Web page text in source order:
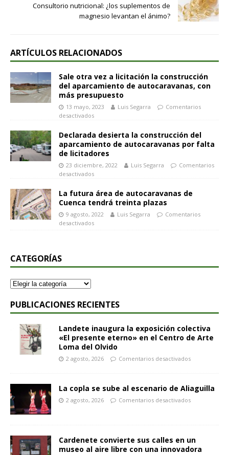
Consultorio nutricional: ¿los suplementos de
magnesio levantan el ánimo?
ARTÍCULOS RELACIONADOS
Sale otra vez a licitación la construcción
del aparcamiento de autocaravanas, con
más presupuesto
13 mayo, 2023 Luis Segarra
Comentarios
desactivados
Declarada desierta la construcción del
aparcamiento de autocaravanas por falta
de licitadores
23 diciembre, 2022 Luis Segarra
Comentarios
desactivados
La futura área de autocaravanas de
Cuenca tendrá treinta plazas
9 agosto, 2022 Luis Segarra
Comentarios
desactivados
CATEGORÍAS
PUBLICACIONES RECIENTES
Landete inaugura la exposición colectiva
«El presente eterno» en el Centro de Arte
Loma del Olvido
2 agosto, 2026 Comentarios desactivados
La copla se sube al escenario de Aliaguilla
2 agosto, 2026 Comentarios desactivados
Cardenete convierte sus calles en un
museo al aire libre con una innovadora